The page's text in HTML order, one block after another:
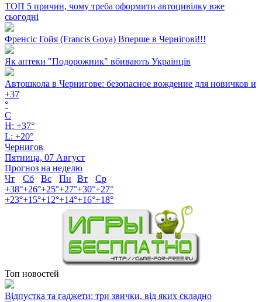
ТОП 5 причин, чому треба оформити автоцивілку вже
сьогодні
Френсіс Гойя (Francis Goya) Вперше в Чернігові!!!
Як аптеки "Подорожник" вбивають Українців
Автошкола в Чернигове: безопасное вождение для новичков и
+37
°
C
H: +37°
L: +20°
Чернигов
Пятница, 07 Август
Прогноз на неделю
Чт
Сб Вс Пн Вт
Ср
+38°+26°+25°+27°+30°+27°
+23°+15°+12°+14°+16°+18°
Топ новостей
Відпустка та гаджети: три звички, від яких складно